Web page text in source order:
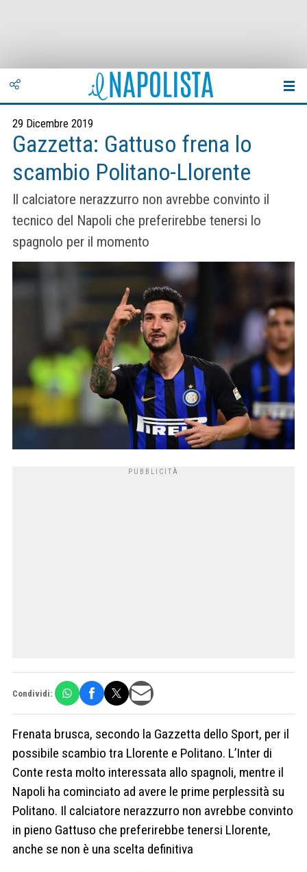
29 Dicembre 2019
Gazzetta: Gattuso frena lo
scambio Politano-Llorente
Il calciatore nerazzurro non avrebbe convinto il
tecnico del Napoli che preferirebbe tenersi lo
spagnolo per il momento
Condividi:
Frenata brusca, secondo la Gazzetta dello Sport, per il
possibile scambio tra Llorente e Politano. L’Inter di
Conte resta molto interessata allo spagnoli, mentre il
Napoli ha cominciato ad avere le prime perplessità su
Politano. Il calciatore nerazzurro non avrebbe convinto
in pieno Gattuso che preferirebbe tenersi Llorente,
anche se non è una scelta definitiva